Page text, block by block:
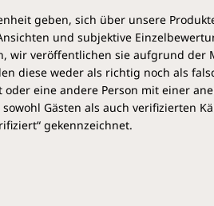
geben, sich über unsere
und subjektive
wir veröffentlichen sie aufgrund
diese weder als richtig noch als
eine andere Person mit einer
Gästen als auch verifizierten
gekennzeichnet.